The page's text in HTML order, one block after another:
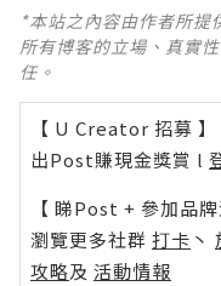
*本站之內容由作者所提
所有博客的立場、真實
任。
【 U Creator 招募 】
出Post賺現金獎賞 l
【 睇Post + 參加品牌
瀏覽更多社群 打卡 丶
攻略及 活動情報